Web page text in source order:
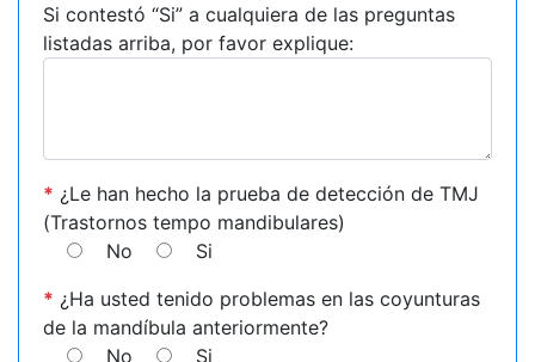
Si contestó “Si” a cualquiera de las preguntas
listadas arriba, por favor explique:
* ¿Le han hecho la prueba de detección de TMJ
(Trastornos tempo mandibulares)
No
Si
* ¿Ha usted tenido problemas en las coyunturas
de la mandíbula anteriormente?
No
Si